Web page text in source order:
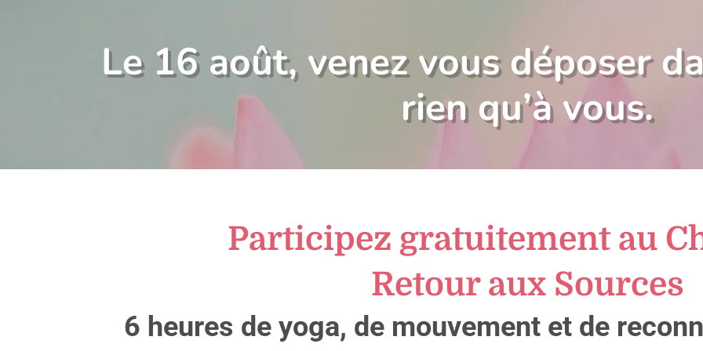
Le 16 août, venez vous déposer
rien qu’à vous.
Participez gratuitement au
Retour aux Sources
6 heures de yoga, de mouvement et de